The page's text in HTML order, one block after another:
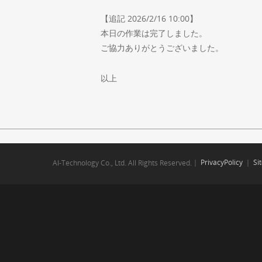
【追記 2026/2/16 10:00】
本日の作業は完了しました。
ご協力ありがとうございました。
以上
｜ PrivacyPolicy ｜
AI-Technology Co., Ltd. All Rights Reserved.